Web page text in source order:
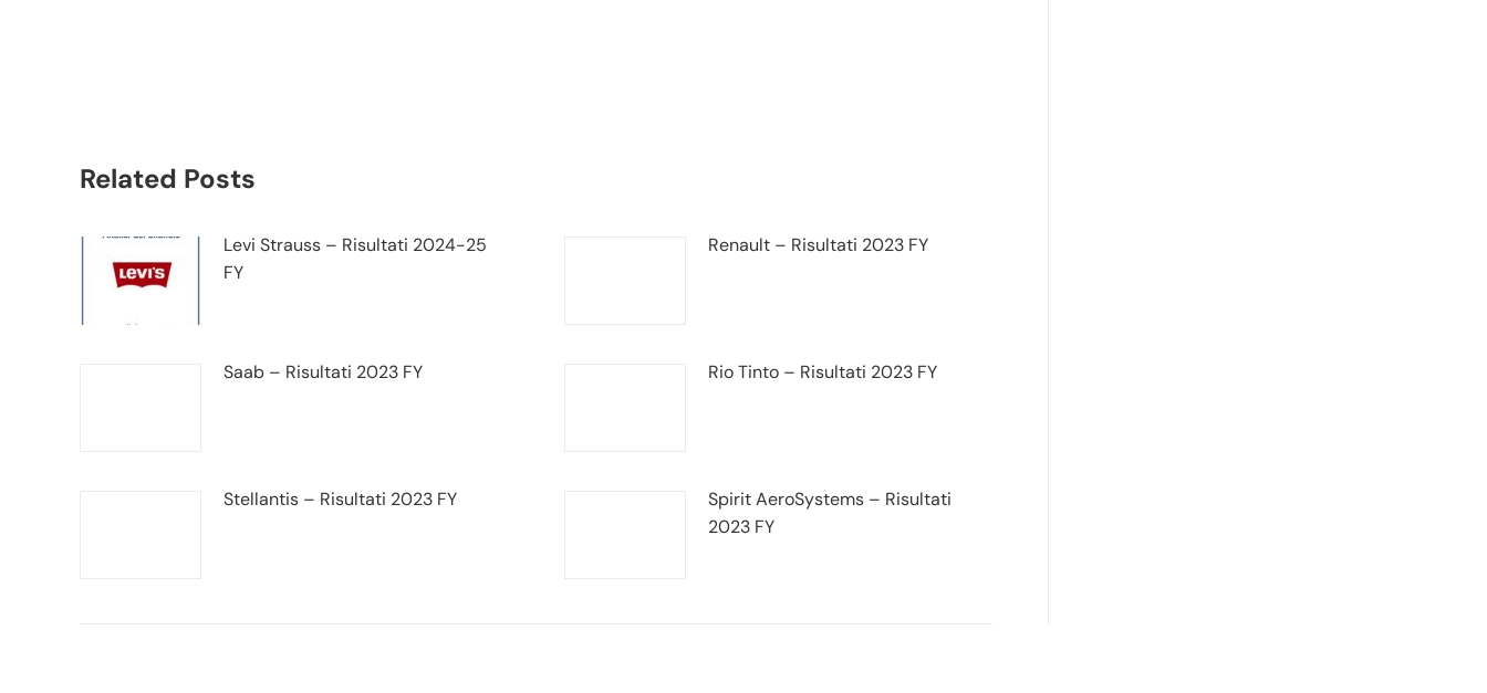
Related Posts
Levi Strauss – Risultati 2024-25
FY
Renault – Risultati 2023 FY
Saab – Risultati 2023 FY Rio Tinto – Risultati 2023 FY
Stellantis – Risultati 2023 FY
Spirit AeroSystems – Risultati
2023 FY